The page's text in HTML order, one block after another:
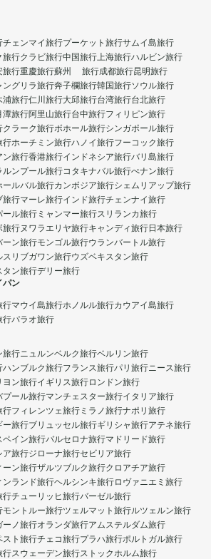
チェンマイ旅行プーケット旅行サムイ島旅行
旅行クラビ旅行中国旅行上海旅行ハルビン旅行
旅行重慶旅行蘇州 旅行成都旅行昆明旅行
ングリラ旅行奔子欄旅行韓国旅行ソウル旅行
浦旅行仁川旅行大邱旅行台湾旅行台北旅行
潭旅行阿里山旅行台中旅行フィリピン旅行
クラーク旅行ボホール旅行シンガポール旅行
行ホーチミン旅行ハノイ旅行フーコック旅行
ン旅行香港旅行インドネシア旅行バリ島旅行
ルンプール旅行コタキナバル旅行ぺナン旅行
ールバル旅行カンボジア旅行シェムリアップ旅行
旅行マーレ旅行インド旅行チェンナイ旅行
ール旅行 ミャンマー旅行スリランカ旅行
旅行ヌワラエリヤ旅行キャンディ旅行日本旅行
ーン旅行モンゴル旅行ウランバートル旅行
スリブガワン旅行ウズベキスタン旅行
タン旅行デリー旅行
パン
行マウイ島旅行ホノルル旅行カウアイ島旅行
行パラオ旅行
旅行ニュルンベルク旅行ベルリン旅行
ハンブルク旅行フランス旅行パリ旅行ニース旅行
ヨン旅行イギリス旅行ロンドン旅行
プール旅行マンチェスター旅行イタリア旅行
行フィレンツェ旅行 ミラノ旅行ナポリ旅行
ー旅行ブリュッセル旅行ギリシャ旅行アテネ旅行
ペイン旅行バルセロナ旅行マドリード旅行
ア旅行ジローナ旅行セビリア旅行
ーン旅行ザルツブルク旅行クロアチア旅行
ンランド旅行ヘルシンキ旅行ロヴァニエミ旅行
行チューリッヒ旅行バーゼル旅行
モントルー旅行ツェルマット旅行ルツェルン旅行
ーノ旅行オランダ旅行アムステルダム旅行
スト旅行チェコ旅行プラハ旅行ポルトガル旅行
行スウェーデン旅行ストックホルム旅行